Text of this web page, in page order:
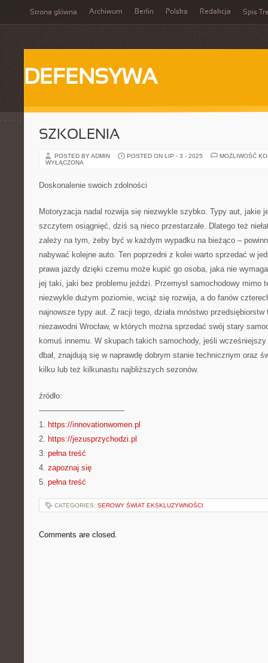
Strona główna Archiwum Berlin Polska Redakcja Spis
DEFENSYWA
SZKOLENIA
POSTED BY ADMIN POSTED ON LIP - 3 - 2025
MOŻLIWOŚĆ
WYŁĄCZONA
Doskonalenie swoich zdolności
Motoryzacja nadal rozwija się niezwykle szybko. Typy aut, jakie
szczytem osiągnięć, dziś są nieco przestarzałe. Dlatego też
zależy na tym, żeby być w każdym wypadku na bieżąco –
nabywać kolejne auto. Ten poprzedni z kolei warto sprzedać w
prawa jazdy dzięki czemu może kupić go osoba, jaka nie
jej taki, jaki bez problemu jeździ. Przemysł samochodowy mimo
niezwykle dużym poziomie, wciąż się rozwija, a do fanów
najnowsze typy aut. Z racji tego, działa mnóstwo
niezawodni Wrocław, w których można sprzedać swój stary
komuś innemu. W skupach takich samochody, jeśli
dbał, znajdują się w naprawdę dobrym stanie technicznym oraz
kilku lub też kilkunastu najbliższych sezonów.
źródło:
———————————
1. https://innovationwomen.pl
2. https://jezusprzychodzi.pl
3. pełna treść
4. zapoznaj się
5. pełna treść
CATEGORIES: SEROWY ŚWIAT EKSKLUZYWNOŚCI
Comments are closed.